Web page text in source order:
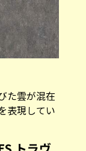
た雲が混在
表現してい